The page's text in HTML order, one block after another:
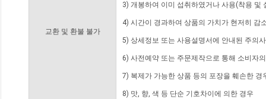
교환 및 환불 불가
3) 개봉하여 이미 섭취하였거나 사용(착용 및
4) 시간이 경과하여 상품의 가치가 현저히 감
5) 상세정보 또는 사용설명서에 안내된 주의
6) 사전예약 또는 주문제작으로 통해 소비자
7) 복제가 가능한 상품 등의 포장을 훼손한 경
8) 맛, 향, 색 등 단순 기호차이에 의한 경우